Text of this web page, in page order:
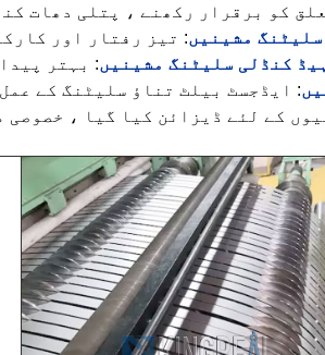
کو برقرار رکھنے ، پتلی دھات
مشینیں
کنڈلی سلیٹنگ مشینیں: بہتر
: ایڈجسٹ بیلٹ تناؤ سلیٹنگ کے
کے لئے ڈیزائن کیا گیا ، خصوصی